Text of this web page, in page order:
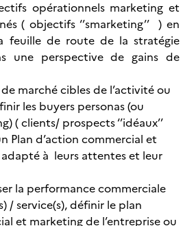
opérationnels marketing et
( objectifs ‘’smarketing’’ ) en
de route de la stratégie
une perspective de gains de
marché cibles de l’activité ou
les buyers personas (ou
( clients/ prospects ‘’idéaux’’
d’action commercial et
à leurs attentes et leur
la performance commerciale
/ service(s), définir le plan
et marketing de l’entreprise ou